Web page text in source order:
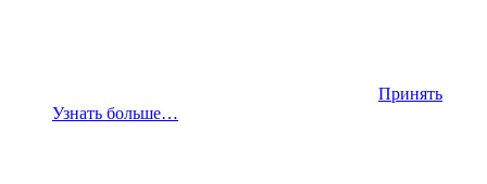
Принять
Узнать больше…